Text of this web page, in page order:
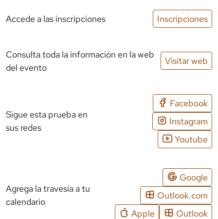
Accede a las inscripciones Inscripciones
Consulta toda la información en la web
del evento
Visitar web
Sigue esta prueba en
sus redes
Facebook
Instagram
Youtube
Agrega la travesía a tu
calendario
Google
Outlook.com
Apple
Outlook